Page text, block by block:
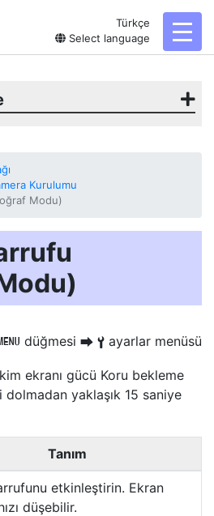
Türkçe
Select language
Kurulumu
Modu)
düğmesi U B ayarlar menüsü
ekranı gücü Koru bekleme
dolmadan yaklaşık 15 saniye
Tanım
etkinleştirin. Ekran
düşebilir.